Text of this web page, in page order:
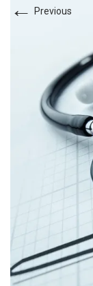
← Previous